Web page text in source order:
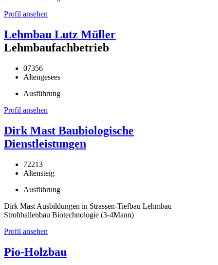
Profil ansehen
Lehmbau Lutz Müller
Lehmbaufachbetrieb
07356
Altengesees
Ausführung
Profil ansehen
Dirk Mast Baubiologische
Dienstleistungen
72213
Altensteig
Ausführung
Dirk Mast Ausbildungen in Strassen-Tiefbau Lehmbau
Strohballenbau Biotechnologie (3-4Mann)
Profil ansehen
Pio-Holzbau